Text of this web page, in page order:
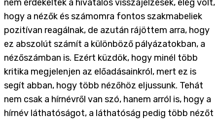
nem érdekeltek a hivatalos visszajelzések, elég volt,
hogy a nézők és számomra fontos szakmabeliek
pozitívan reagálnak, de azután rájöttem arra, hogy
ez abszolút számít a különböző pályázatokban, a
nézőszámban is. Ezért küzdök, hogy minél több
kritika megjelenjen az előadásainkról, mert ez is
segít abban, hogy több nézőhöz eljussunk. Tehát
nem csak a hírnévről van szó, hanem arról is, hogy a
hírnév láthatóságot, a láthatóság pedig több nézőt